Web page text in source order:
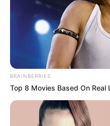
เชื่อ
เนื้อหาที่ได้รับการโปรโมต
BRAINBERRIES
Top 8 Movies Based On Real